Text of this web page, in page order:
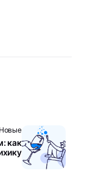
Новые
как